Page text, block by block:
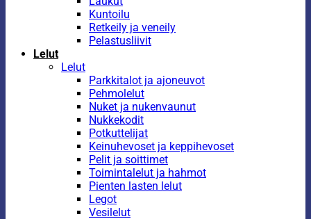
Kuntoilu
Retkeily ja veneily
Pelastusliivit
Lelut
Lelut
Parkkitalot ja ajoneuvot
Pehmolelut
Nuket ja nukenvaunut
Nukkekodit
Potkuttelijat
Keinuhevoset ja keppihevoset
Pelit ja soittimet
Toimintalelut ja hahmot
Pienten lasten lelut
Legot
Vesilelut